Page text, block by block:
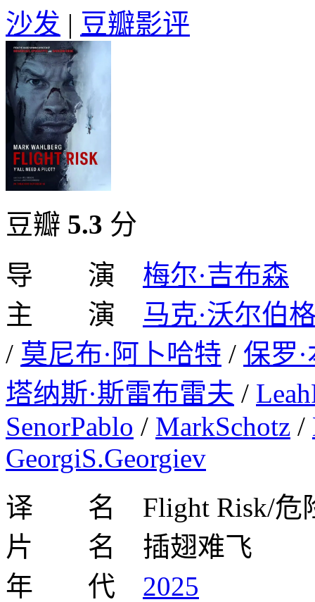
沙发 | 豆瓣影评
豆瓣 5.3 分
导 演 梅尔·吉布森
主 演 马克·沃尔伯
/ 莫尼布·阿卜哈特 / 保罗
塔纳斯·斯雷布雷夫 /
SenorPablo / MarkSchotz /
GeorgiS.Georgiev
译 名 Flight Risk/危险
片 名 插翅难飞
年 代 2025